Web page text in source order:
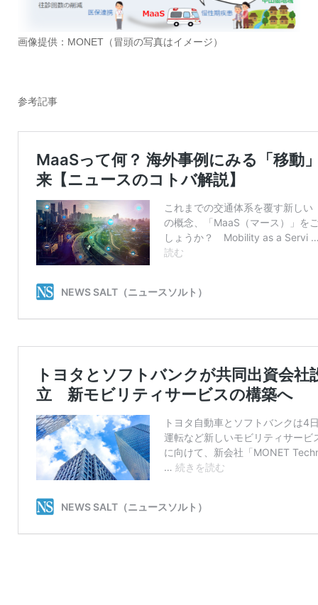
画像提供：MONET（冒頭の写真はイメージ）
参考記事